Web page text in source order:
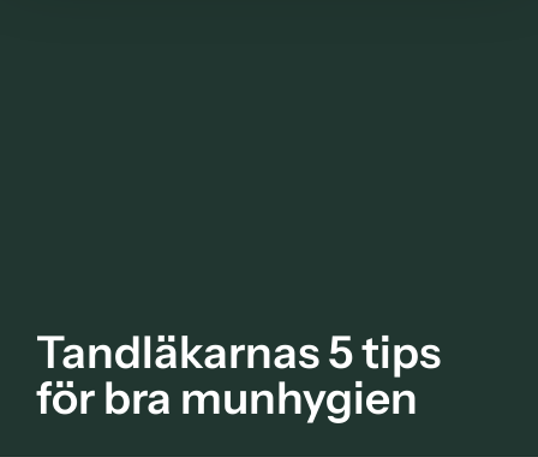
Tandläkarnas 5 tips
för bra munhygien